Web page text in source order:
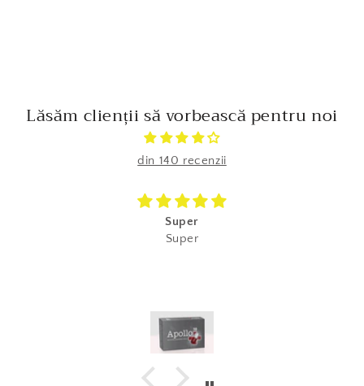
Lăsăm clienții să vorbească pentru noi
din 140 recenzii
Super
Super